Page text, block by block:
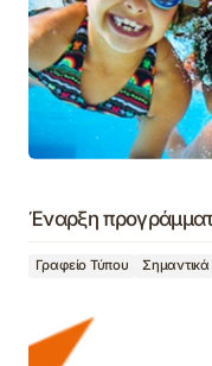
Έναρξη
Γραφείο Τύπου Σημαντικά